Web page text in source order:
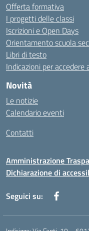
Offerta formativa
I progetti delle classi
Iscrizioni e Open Days
Orientamento scuola
Libri di testo
Indicazioni per
Novità
Le notizie
Calendario eventi
Contatti
Amministrazione
Dichiarazione di
Seguici su: